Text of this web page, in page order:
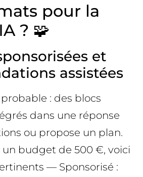
pour la
? 🧩
et
assistées
: des blocs
dans une réponse
ou propose un plan.
un budget de 500 €, voici
— Sponsorisé :